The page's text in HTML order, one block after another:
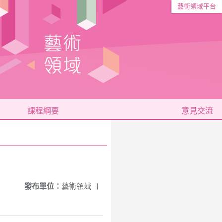
藝術領域平台
課程綱要 意見交流
發布單位： 藝術領域 |